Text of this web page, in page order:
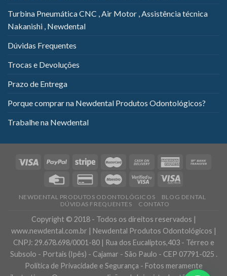
Turbina Pneumática CNC , Air Motor , Assistência técnica
Nakanishi , Newdental
Dúvidas Frequentes
Trocas e Devoluções
Prazo de Entrega
Porque comprar na Newdental Produtos Odontológicos?
Trabalhe na Newdental
NEWDENTAL PRODUTOS ODONTOLÓGICOS
BLOG DENTAL
DÚVIDAS FREQUENTES
CONTATO
Copyright © 2018 - Todos os direitos reservados |
www.newdental.com.br | Newdental Produtos Odontológicos |
CNPJ: 29.678.698/0001-80 | Rua dos Eucaliptos,403 - Térreo e
Subsolo - Portais (Ipês) - Cajamar - São Paulo - CEP 07791-025 .
Política de Privacidade e Segurança - Fotos meramente